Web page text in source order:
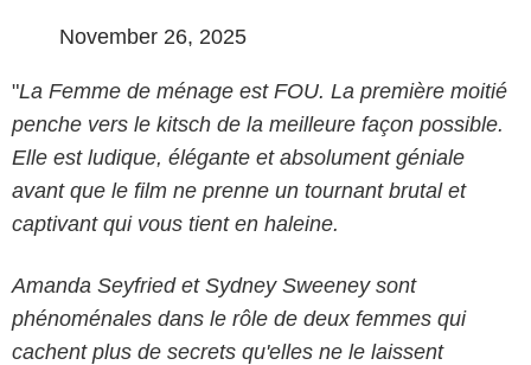
November 26, 2025
"La Femme de ménage est FOU. La première moitié
penche vers le kitsch de la meilleure façon possible.
Elle est ludique, élégante et absolument géniale
avant que le film ne prenne un tournant brutal et
captivant qui vous tient en haleine.
Amanda Seyfried et Sydney Sweeney sont
phénoménales dans le rôle de deux femmes qui
cachent plus de secrets qu'elles ne le laissent